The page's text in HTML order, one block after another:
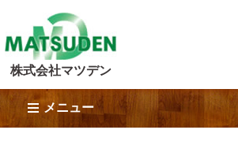
株式会社マツデン
メニュー